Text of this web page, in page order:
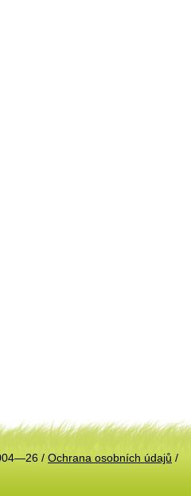
/ Ochrana osobních údajů /